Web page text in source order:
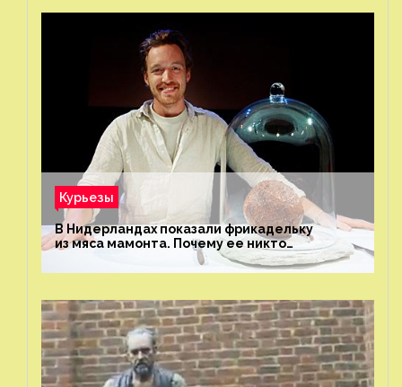
Курьезы
В Нидерландах показали фрикадельку
из мяса мамонта. Почему ее никто